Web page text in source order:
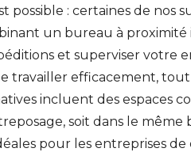
possible : certaines de nos
un bureau à
et superviser votre
efficacement,
incluent des espaces
soit dans le
pour les entreprises